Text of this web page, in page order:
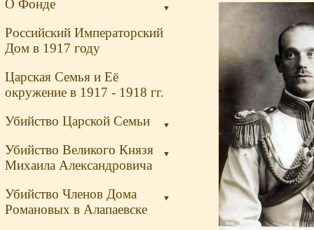
▼
О Фонде
Российский Императорский
Дом в 1917 году
Царская Семья и Её
окружение в 1917 - 1918 гг.
▼
Убийство Царской Семьи
▼
Убийство Великого Князя
Михаила Александровича
▼
Убийство Членов Дома
Романовых в Алапаевске